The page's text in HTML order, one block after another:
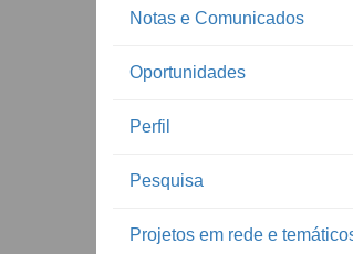
Notas e Comunicados
Oportunidades
Perfil
Pesquisa
Projetos em rede e